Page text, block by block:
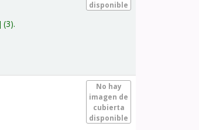
disponible
(3).
No hay
imagen de
cubierta
disponible